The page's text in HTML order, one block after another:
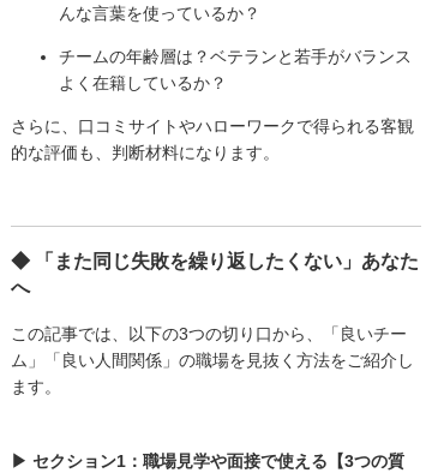
んな言葉を使っているか？
チームの年齢層は？ベテランと若手がバランス
よく在籍しているか？
さらに、口コミサイトやハローワークで得られる客観
的な評価も、判断材料になります。
◆ 「また同じ失敗を繰り返したくない」あなた
へ
この記事では、以下の3つの切り口から、「良いチー
ム」「良い人間関係」の職場を見抜く方法をご紹介し
ます。
▶ セクション1：職場見学や面接で使える【3つの質